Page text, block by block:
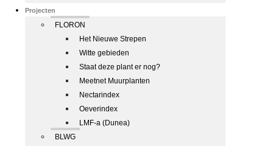
Projecten
FLORON
Het Nieuwe Strepen
Witte gebieden
Staat deze plant er nog?
Meetnet Muurplanten
Nectarindex
Oeverindex
LMF-a (Dunea)
BLWG